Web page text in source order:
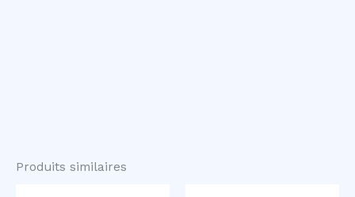
Produits similaires